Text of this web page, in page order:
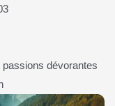
passions dévorantes